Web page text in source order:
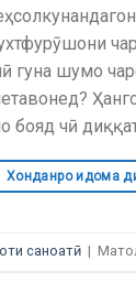
гуна шумо
бояд чӣ
Хонданро идома
саноатӣ |